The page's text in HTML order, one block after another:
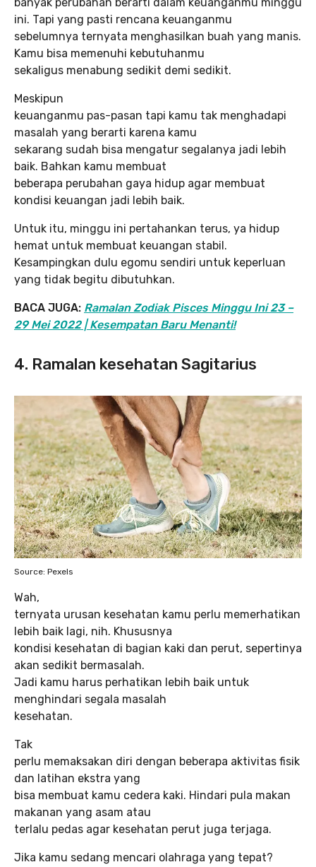
ini. Tapi yang pasti rencana keuanganmu
sebelumnya ternyata menghasilkan buah yang manis.
Kamu bisa memenuhi kebutuhanmu
sekaligus menabung sedikit demi sedikit.
Meskipun
keuanganmu pas-pasan tapi kamu tak menghadapi
masalah yang berarti karena kamu
sekarang sudah bisa mengatur segalanya jadi lebih
baik. Bahkan kamu membuat
beberapa perubahan gaya hidup agar membuat
kondisi keuangan jadi lebih baik.
Untuk itu, minggu ini pertahankan terus, ya hidup
hemat untuk membuat keuangan stabil.
Kesampingkan dulu egomu sendiri untuk keperluan
yang tidak begitu dibutuhkan.
BACA JUGA: Ramalan Zodiak Pisces Minggu Ini 23 –
29 Mei 2022 | Kesempatan Baru Menanti!
4. Ramalan kesehatan Sagitarius
Source: Pexels
Wah,
ternyata urusan kesehatan kamu perlu memerhatikan
lebih baik lagi, nih. Khususnya
kondisi kesehatan di bagian kaki dan perut, sepertinya
akan sedikit bermasalah.
Jadi kamu harus perhatikan lebih baik untuk
menghindari segala masalah
kesehatan.
Tak
perlu memaksakan diri dengan beberapa aktivitas fisik
dan latihan ekstra yang
bisa membuat kamu cedera kaki. Hindari pula makan
makanan yang asam atau
terlalu pedas agar kesehatan perut juga terjaga.
Jika kamu sedang mencari olahraga yang tepat?